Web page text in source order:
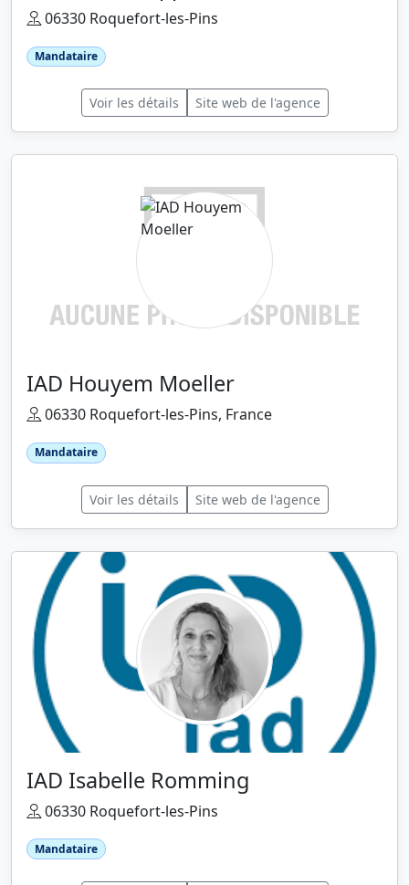
06330 Roquefort-les-Pins
Mandataire
Voir les détails Site web de l'agence
IAD Houyem Moeller
06330 Roquefort-les-Pins, France
Mandataire
Voir les détails Site web de l'agence
IAD Isabelle Romming
06330 Roquefort-les-Pins
Mandataire